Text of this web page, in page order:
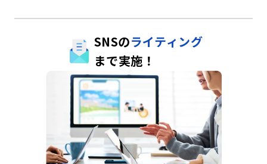
SNSのライティング
まで実施！